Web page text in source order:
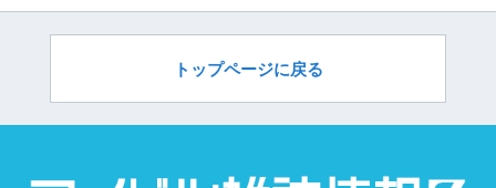
トップページに戻る